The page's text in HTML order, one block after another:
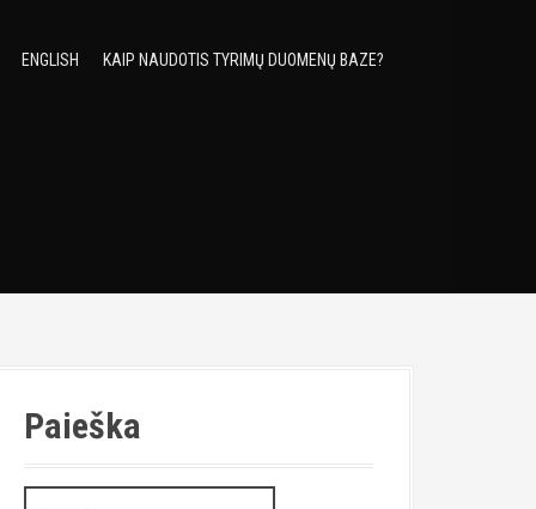
ENGLISH KAIP NAUDOTIS TYRIMŲ DUOMENŲ BAZE?
Paieška